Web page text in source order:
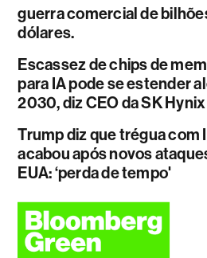
guerra comercial de
dólares.
Escassez de chips de
para IA pode se estender
2030, diz CEO da SK Hynix
Trump diz que trégua com
acabou após novos
EUA: ‘perda de tempo'